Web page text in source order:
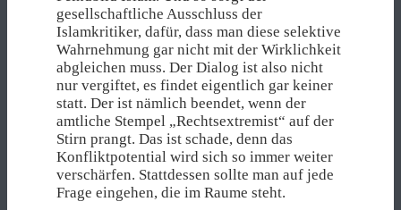
gesellschaftliche Ausschluss der
Islamkritiker, dafür, dass man diese selektive
Wahrnehmung gar nicht mit der Wirklichkeit
abgleichen muss. Der Dialog ist also nicht
nur vergiftet, es findet eigentlich gar keiner
statt. Der ist nämlich beendet, wenn der
amtliche Stempel „Rechtsextremist“ auf der
Stirn prangt. Das ist schade, denn das
Konfliktpotential wird sich so immer weiter
verschärfen. Stattdessen sollte man auf jede
Frage eingehen, die im Raume steht.